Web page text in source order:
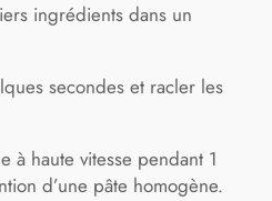
ingrédients dans un
secondes et racler les
à haute vitesse pendant 1
d’une pâte homogène.